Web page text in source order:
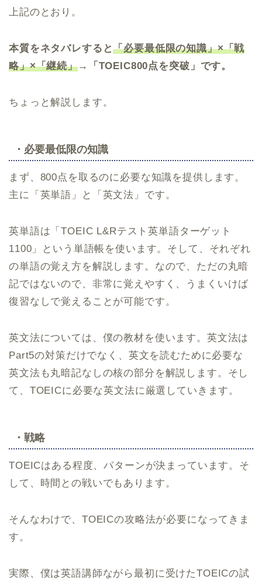
上記のとおり。
本質をネタバレすると「必要最低限の知識」×「戦
略」×「継続」→「TOEIC800点を突破」です。
ちょっと解説します。
・必要最低限の知識
まず、800点を取るのに必要な知識を提供します。
主に「英単語」と「英文法」です。
英単語は「TOEIC L&Rテスト英単語ターゲット
1100」という単語帳を使います。そして、それぞれ
の単語の覚え方を解説します。なので、ただの丸暗
記ではないので、非常に覚えやすく、うまくいけば
復習なしで覚えることが可能です。
英文法については、僕の教材を使います。英文法は
Part5の対策だけでなく、英文を読むために必要な
英文法も丸暗記なしの核の部分を解説します。そし
て、TOEICに必要な英文法に厳選していきます。
・戦略
TOEICはある程度、パターンが決まっています。そ
して、時間との戦いでもあります。
そんなわけで、TOEICの攻略法が必要になってきま
す。
実際、僕は英語講師ながら最初に受けたTOEICの試